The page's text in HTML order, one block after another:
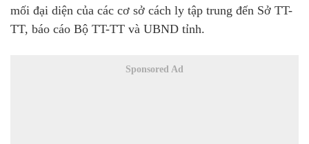
mối đại diện của các cơ sở cách ly tập trung đến Sở TT-
TT, báo cáo Bộ TT-TT và UBND tỉnh.
Sponsored Ad